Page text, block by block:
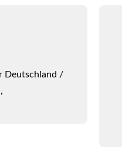
Deutschland /
,